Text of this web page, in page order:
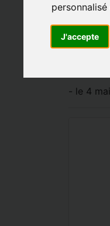
J'accepte
LA
- le 4